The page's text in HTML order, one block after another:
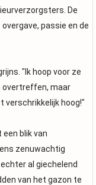
De
passie en de
"Ik hoop voor ze
overtreffen, maar
verschrikkelijk hoog!"
een blik van
zenuwachtig
al giechelend
van het gazon te